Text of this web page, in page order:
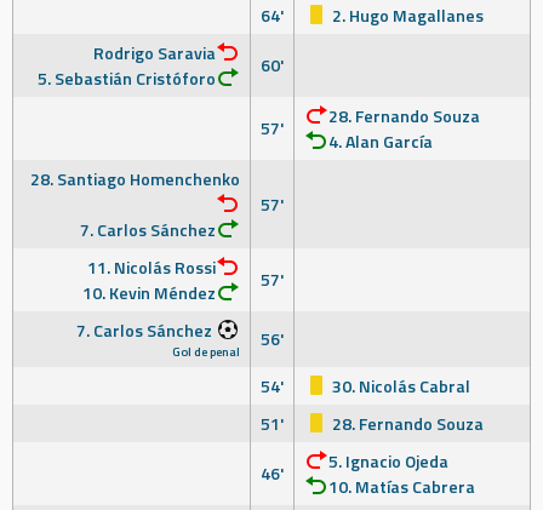
64'
2. Hugo Magallanes
Rodrigo Saravia
5. Sebastián Cristóforo
60'
57'
28. Fernando Souza
4. Alan García
28. Santiago Homenchenko
7. Carlos Sánchez
57'
11. Nicolás Rossi
10. Kevin Méndez
57'
7. Carlos Sánchez
Gol de penal
56'
54'
30. Nicolás Cabral
51'
28. Fernando Souza
46'
5. Ignacio Ojeda
10. Matías Cabrera